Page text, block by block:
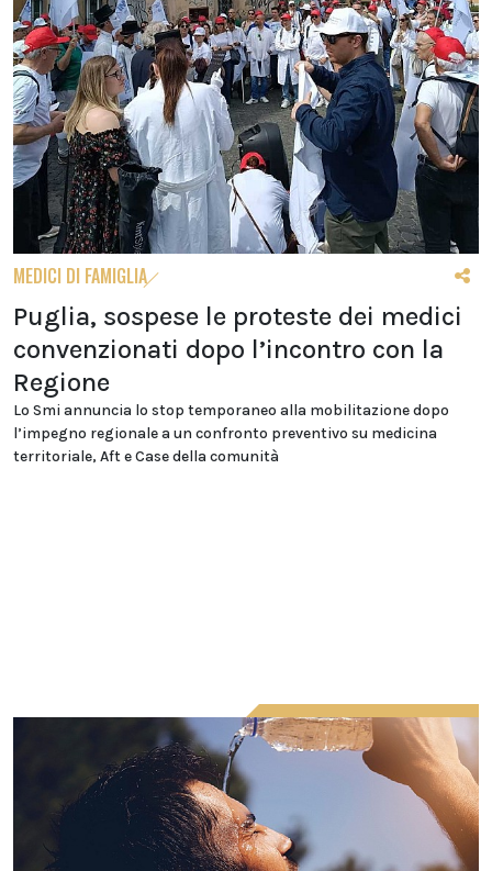
MEDICI DI FAMIGLIA
Puglia, sospese le proteste dei medici
convenzionati dopo l’incontro con la
Regione
Lo Smi annuncia lo stop temporaneo alla mobilitazione dopo
l’impegno regionale a un confronto preventivo su medicina
territoriale, Aft e Case della comunità